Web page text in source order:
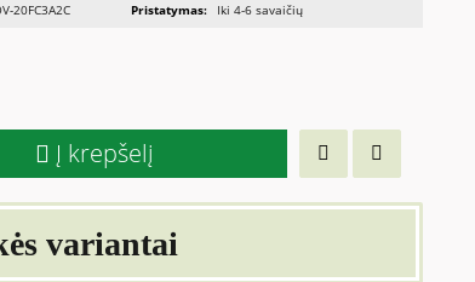
20FC3A2C Pristatymas: Iki 4-6 savaičių
Į krepšelį
variantai